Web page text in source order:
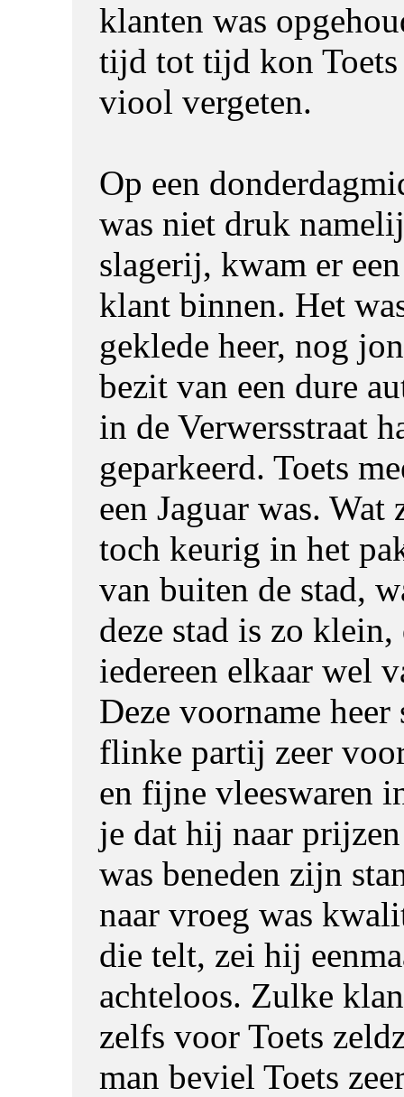
klanten was
tijd tot tijd kon Toets
viool vergeten.
Op een
was niet druk
slagerij, kwam er
klant binnen. Het
geklede heer, nog
bezit van een dure
in de Verwersstraat
geparkeerd. Toets
een Jaguar was. Wat
toch keurig in het
van buiten de stad,
deze stad is zo klein,
iedereen elkaar wel
Deze voorname heer
flinke partij zeer
en fijne vleeswaren
je dat hij naar
was beneden zijn
naar vroeg was
die telt, zei hij
achteloos. Zulke
zelfs voor Toets
man beviel Toets